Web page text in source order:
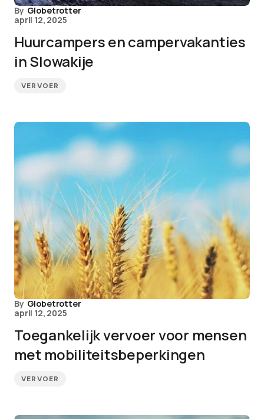
By Globetrotter
april 12, 2025
Huurcampers en campervakanties
in Slowakije
VERVOER
By Globetrotter
april 12, 2025
Toegankelijk vervoer voor mensen
met mobiliteitsbeperkingen
VERVOER